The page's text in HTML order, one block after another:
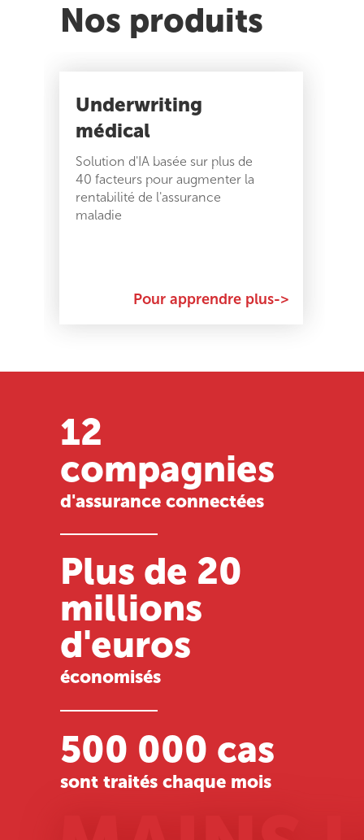
Underwriting
médical
Solution d'IA basée sur plus de
40 facteurs pour augmenter la
rentabilité de l'assurance
maladie
Pour apprendre plus->
Nos produits
12
compagnies
d'assurance connectées
économisés
sont traités chaque mois
Plus de 20
millions
d'euros
500 000 cas